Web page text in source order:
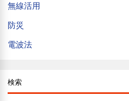
無線活用
防災
電波法
検索